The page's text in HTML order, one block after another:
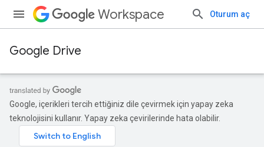
Workspace Oturum aç
Google Drive
Google, içerikleri tercih ettiğiniz dile çevirmek için yapay zeka
teknolojisini kullanır. Yapay zeka çevirilerinde hata olabilir.